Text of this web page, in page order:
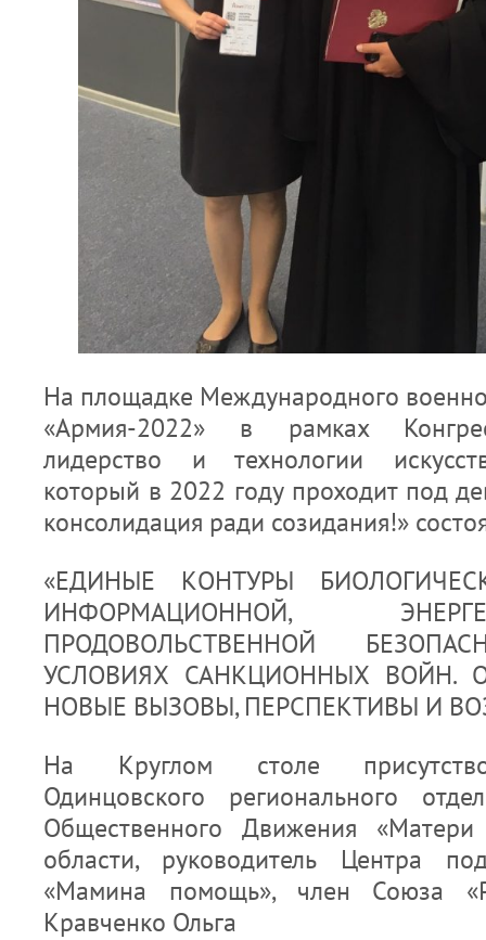
На площадке Международного
«Армия-2022» в рамках
лидерство и технологии
который в 2022 году проходит под
консолидация ради созидания!»
«ЕДИНЫЕ КОНТУРЫ
ИНФОРМАЦИОННОЙ,
ПРОДОВОЛЬСТВЕННОЙ
УСЛОВИЯХ САНКЦИОННЫХ ВОЙН.
НОВЫЕ ВЫЗОВЫ, ПЕРСПЕКТИВЫ И
На Круглом столе
Одинцовского регионального
Общественного Движения
области, руководитель Центра
«Мамина помощь», член Союза
Кравченко Ольга